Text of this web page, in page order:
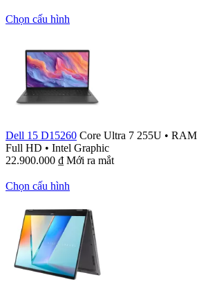
Chọn cấu hình
Dell 15 D15260 Core Ultra 7 255U • RAM
Full HD • Intel Graphic
22.900.000 ₫ Mới ra mắt
Chọn cấu hình